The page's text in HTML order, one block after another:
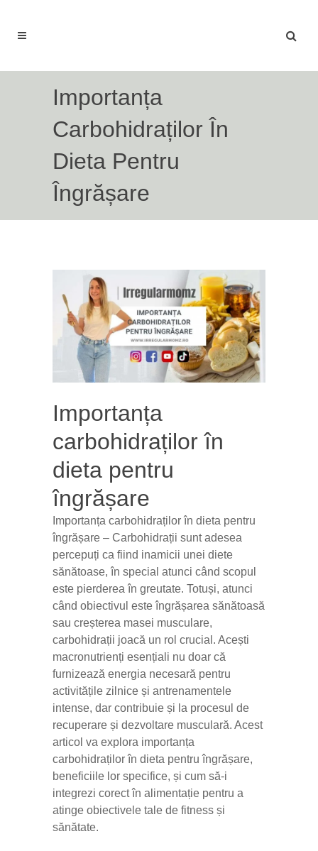
Importanța
Carbohidraților În
Dieta Pentru
Îngrășare
Importanța
carbohidraților în
dieta pentru
îngrășare
Importanța carbohidraților în dieta pentru
îngrășare – Carbohidrații sunt adesea
percepuți ca fiind inamicii unei diete
sănătoase, în special atunci când scopul
este pierderea în greutate. Totuși, atunci
când obiectivul este îngrășarea sănătoasă
sau creșterea masei musculare,
carbohidrații joacă un rol crucial. Acești
macronutrienți esențiali nu doar că
furnizează energia necesară pentru
activitățile zilnice și antrenamentele
intense, dar contribuie și la procesul de
recuperare și dezvoltare musculară. Acest
articol va explora importanța
carbohidraților în dieta pentru îngrășare,
beneficiile lor specifice, și cum să-i
integrezi corect în alimentație pentru a
atinge obiectivele tale de fitness și
sănătate.